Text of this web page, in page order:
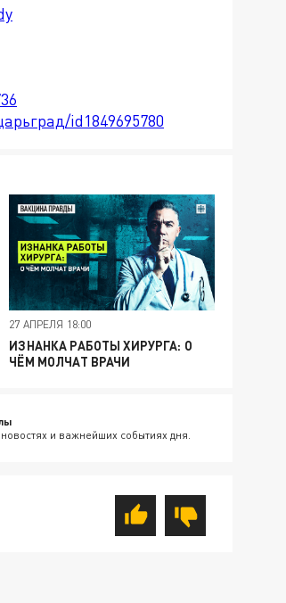
id1849695780
27 АПРЕЛЯ 18:00
ИЗНАНКА РАБОТЫ ХИРУРГА: О
ЧЁМ МОЛЧАТ ВРАЧИ
и важнейших событиях дня.